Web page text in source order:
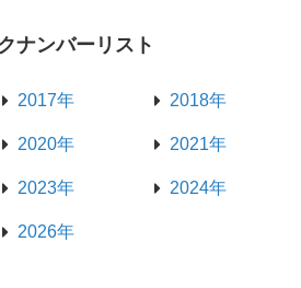
ナンバーリスト
2017年 2018年
2020年 2021年
2023年 2024年
2026年